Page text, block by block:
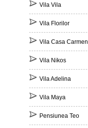
Vila Vila
Vila Florilor
Vila Casa Carmen
Vila Nikos
Vila Adelina
Vila Maya
Pensiunea Teo